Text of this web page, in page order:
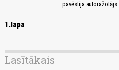
pavēstīja autoražotājs.
1.lapa
Lasītākais